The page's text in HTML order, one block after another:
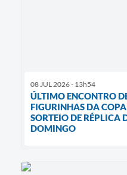
08 JUL 2026 - 13h54
ÚLTIMO ENCONTRO
FIGURINHAS DA
SORTEIO DE RÉPLICA
DOMINGO